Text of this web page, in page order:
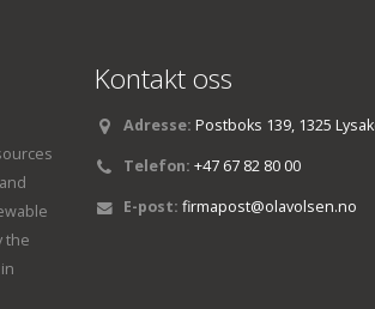
the
Kontakt oss
Adresse: Postboks 139, 1325
Telefon: +47 67 82 80 00
E-post: firmapost@olavolsen.no